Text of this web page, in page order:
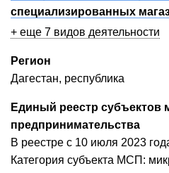
специализированных
+ еще 7 видов деятельности
Регион
Дагестан, республика
Единый реестр субъектов
предпринимательства
В реестре с 10 июля 2023
Категория субъекта МСП: